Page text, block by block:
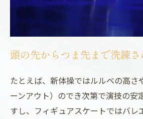
頭の先からつま先まで洗練
たとえば、新体操ではルルベの高さ
ーンアウト）のでき次第で演技の安
すし、フィギュアスケートではバレ